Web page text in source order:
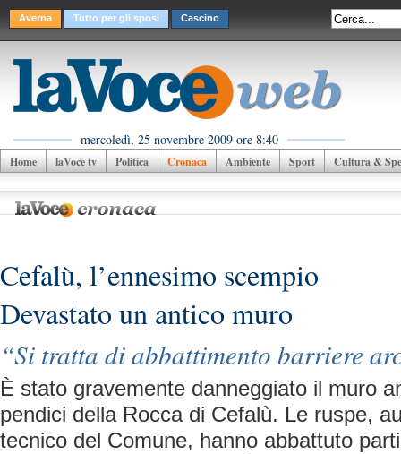
Averna Tutto per gli sposi Cascino
mercoledì, 25 novembre 2009 ore 8:40
Home laVoce tv Politica Cronaca Ambiente Sport Cultura &
Cefalù, l’ennesimo scempio
Devastato un antico muro
“Si tratta di abbattimento barriere
È stato gravemente danneggiato il muro
pendici della Rocca di Cefalù. Le ruspe,
tecnico del Comune, hanno abbattuto